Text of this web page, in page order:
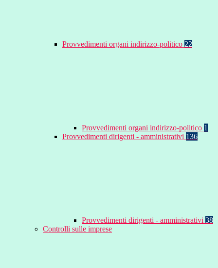
Provvedimenti organi indirizzo-politico 22
Provvedimenti organi indirizzo-politico 1
Provvedimenti dirigenti - amministrativi 136
Provvedimenti dirigenti - amministrativi 38
Controlli sulle imprese